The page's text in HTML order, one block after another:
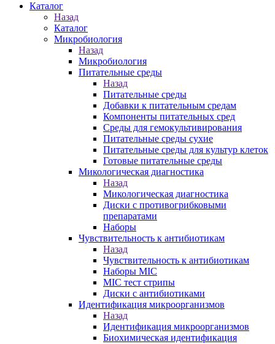
Каталог
Назад
Каталог
Микробиология
Назад
Микробиология
Питательные среды
Назад
Питательные среды
Добавки к питательным средам
Компоненты питательных сред
Среды для гемокультивирования
Питательные среды сухие
Питательные среды для культур клеток
Готовые питательные среды
Микологическая диагностика
Назад
Микологическая диагностика
Диски с противогрибковыми
препаратами
Наборы
Чувствительность к антибиотикам
Назад
Чувствительность к антибиотикам
Наборы MIC
MIC тест стрипы
Диски с антибиотиками
Идентификация микроорганизмов
Назад
Идентификация микроорганизмов
Биохимическая идентификация